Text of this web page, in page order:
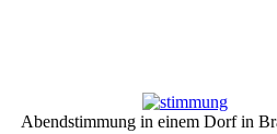
Abendstimmung in einem Dorf in